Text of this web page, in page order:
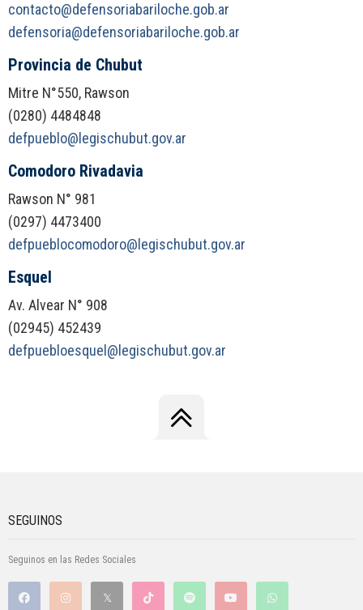
contacto@defensoriabariloche.gob.ar
defensoria@defensoriabariloche.gob.ar
Provincia de Chubut
Mitre N°550, Rawson
(0280) 4484848
defpueblo@legischubut.gov.ar
Comodoro Rivadavia
Rawson N° 981
(0297) 4473400
defpueblocomodoro@legischubut.gov.ar
Esquel
Av. Alvear N° 908
(02945) 452439
defpuebloesquel@legischubut.gov.ar
SEGUINOS
Seguinos en las Redes Sociales